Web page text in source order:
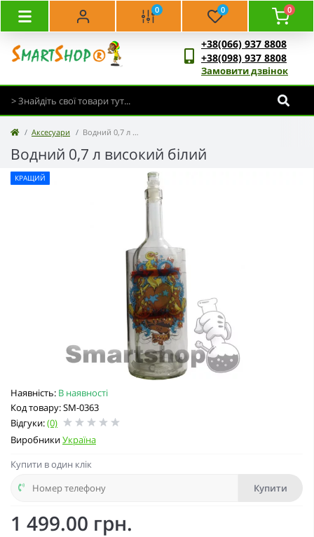
0 0 0
+38(066) 937 8808
+38(098) 937 8808
Замовити дзвінок
Аксесуари Водний 0,7 л високий білий
Водний 0,7 л високий білий
Наявність: В наявності
Код товару: SM-0363
Відгуки:(0)
ВиробникиУкраїна
КРАЩИЙ
Купити в один клік
Купити
1 499.00 грн.